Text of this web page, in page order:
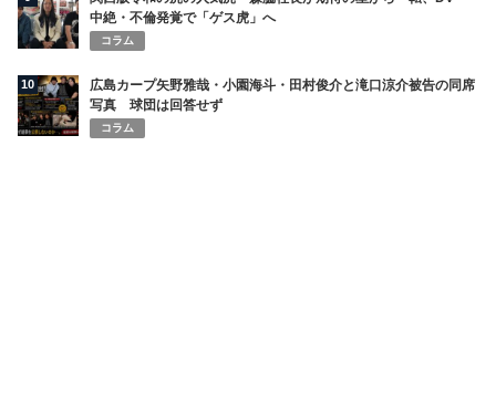
中絶・不倫発覚で「ゲス虎」へ
コラム
10
広島カープ矢野雅哉・小園海斗・田村俊介と滝口涼介被告の同席
写真 球団は回答せず
コラム